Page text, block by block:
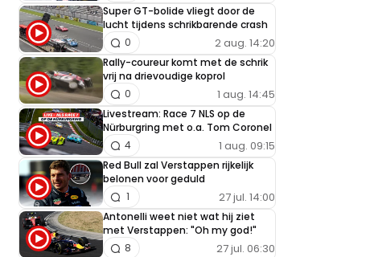
Super GT-bolide vliegt door de
lucht tijdens schrikbarende crash
2 aug. 14:20
0
Rally-coureur komt met de schrik
vrij na drievoudige koprol
1 aug. 14:45
0
Livestream: Race 7 NLS op de
Nürburgring met o.a. Tom Coronel
1 aug. 09:15
4
Red Bull zal Verstappen rijkelijk
belonen voor geduld
27 jul. 14:00
1
Antonelli weet niet wat hij ziet
met Verstappen: "Oh my god!"
27 jul. 06:30
8